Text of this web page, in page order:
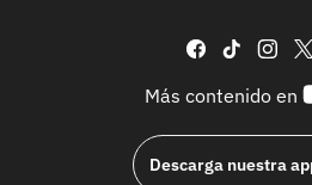
facebook
tiktok
Más contenido en
Descarga nuestra